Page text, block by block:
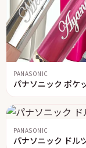
PANASONIC
パナソニック ポケ
PANASONIC
パナソニック ドル